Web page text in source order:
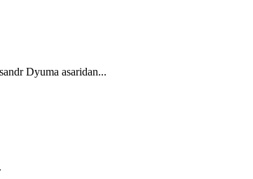
Dyuma asaridan...